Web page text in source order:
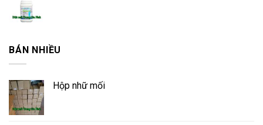
BÁN NHIỀU
Hộp nhữ mối